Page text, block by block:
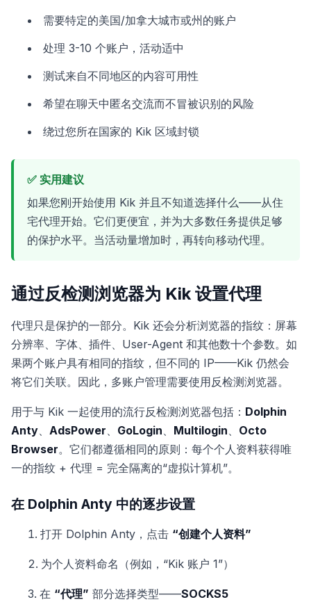
需要特定的美国/加拿大城市或州的账户
处理 3-10 个账户，活动适中
测试来自不同地区的内容可用性
希望在聊天中匿名交流而不冒被识别的风险
绕过您所在国家的 Kik 区域封锁
✅ 实用建议
如果您刚开始使用 Kik 并且不知道选择什么——从住
宅代理开始。它们更便宜，并为大多数任务提供足够
的保护水平。当活动量增加时，再转向移动代理。
通过反检测浏览器为 Kik 设置代理
代理只是保护的一部分。Kik 还会分析浏览器的指纹：屏幕
分辨率、字体、插件、User-Agent 和其他数十个参数。如
果两个账户具有相同的指纹，但不同的 IP——Kik 仍然会
将它们关联。因此，多账户管理需要使用反检测浏览器。
用于与 Kik 一起使用的流行反检测浏览器包括： Dolphin
Anty
AdsPower GoLogin Multilogin
Octo
Browser。它们都遵循相同的原则：每个个人资料获得唯
一的指纹 + 代理 = 完全隔离的“虚拟计算机”。
在 Dolphin Anty 中的逐步设置
打开 Dolphin Anty，点击 “创建个人资料”
为个人资料命名（例如，“Kik 账户 1”）
在 “代理” 部分选择类型——SOCKS5